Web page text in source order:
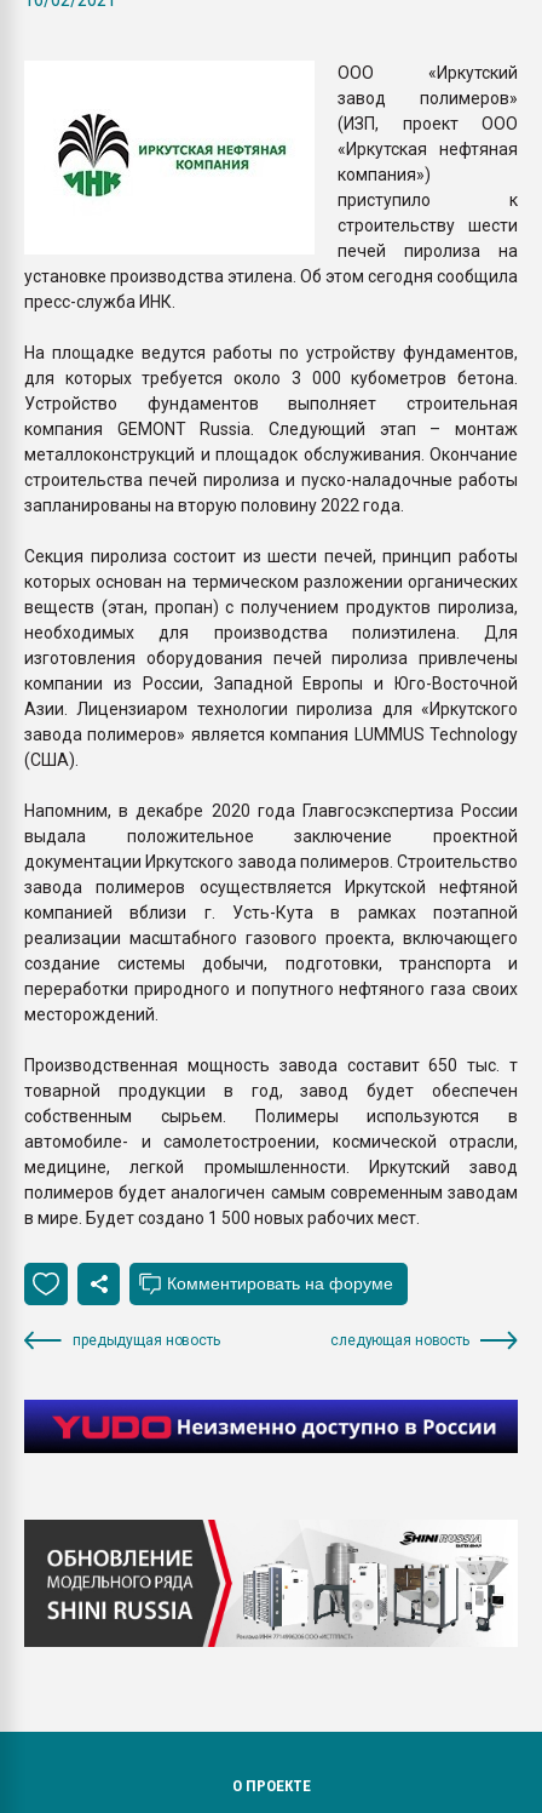
ПЕРЕЙТИ НА
ООО «Иркутский
завод полимеров»
(ИЗП, проект ООО
«Иркутская нефтяная
компания»)
приступило к
строительству шести
печей пиролиза на
установке производства этилена. Об этом сегодня сообщила
пресс-служба ИНК.
На площадке ведутся работы по устройству фундаментов,
для которых требуется около 3 000 кубометров бетона.
Устройство фундаментов выполняет строительная
компания GEMONT Russia. Следующий этап – монтаж
металлоконструкций и площадок обслуживания. Окончание
строительства печей пиролиза и пуско-наладочные работы
запланированы на вторую половину 2022 года.
Секция пиролиза состоит из шести печей, принцип работы
которых основан на термическом разложении органических
веществ (этан, пропан) с получением продуктов пиролиза,
необходимых для производства полиэтилена. Для
изготовления оборудования печей пиролиза привлечены
компании из России, Западной Европы и Юго-Восточной
Азии. Лицензиаром технологии пиролиза для «Иркутского
завода полимеров» является компания LUMMUS Technology
(США).
Напомним, в декабре 2020 года Главгосэкспертиза России
выдала положительное заключение проектной
документации Иркутского завода полимеров. Строительство
завода полимеров осуществляется Иркутской нефтяной
компанией вблизи г. Усть-Кута в рамках поэтапной
реализации масштабного газового проекта, включающего
создание системы добычи, подготовки, транспорта и
переработки природного и попутного нефтяного газа своих
месторождений.
Производственная мощность завода составит 650 тыс. т
товарной продукции в год, завод будет обеспечен
собственным сырьем. Полимеры используются в
автомобиле- и самолетостроении, космической отрасли,
медицине, легкой промышленности. Иркутский завод
полимеров будет аналогичен самым современным заводам
в мире. Будет создано 1 500 новых рабочих мест.
предыдущая новость следующая новость
О ПРОЕКТЕ